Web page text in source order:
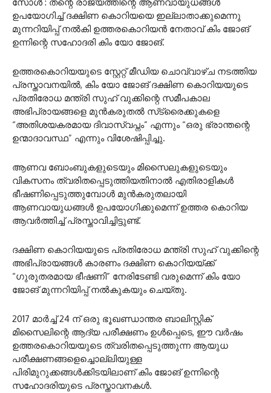
ഉപയോഗിച്ച് ദക്ഷിണ കൊറിയയെ ഇല്ലാതാക്കുമെന്നു
മുന്നറിയിപ്പ് നൽകി ഉത്തരകൊറിയൻ നേതാവ് കിം ജോങ്
ഉന്നിന്റെ സഹോദരി കിം യോ ജോങ്.
ഉത്തരകൊറിയയുടെ സ്റ്റേറ്റ് മീഡിയ ചൊവ്വാഴ്ച നടത്തിയ
പ്രസ്താവനയിൽ, കിം യോ ജോങ് ദക്ഷിണ കൊറിയയുടെ
പ്രതിരോധ മന്ത്രി സുഹ് വുക്കിന്റെ സമീപകാല
അഭിപ്രായങ്ങളെ മുൻകരുതൽ സ്‌ട്രൈക്കുകളെ
“അതിശയകരമായ ദിവാസ്വപ്നം” എന്നും “ഒരു ഭ്രാന്തന്റെ
ഉന്മാദാവസ്ഥ” എന്നും വിശേഷിപ്പിച്ചു.
ആണവ ബോംബുകളുടെയും മിസൈലുകളുടെയും
വികസനം ത്വരിതപ്പെടുത്തിയതിനാൽ എതിരാളികൾ
ഭീഷണിപ്പെടുത്തുമ്പോൾ മുൻകരുതലായി
ആണവായുധങ്ങൾ ഉപയോഗിക്കുമെന്ന് ഉത്തര കൊറിയ
ആവർത്തിച്ച് പ്രസ്താവിച്ചിട്ടുണ്ട്.
ദക്ഷിണ കൊറിയയുടെ പ്രതിരോധ മന്ത്രി സുഹ് വുക്കിന്റെ
അഭിപ്രായങ്ങൾ കാരണം ദക്ഷിണ കൊറിയയ്ക്ക്
“ഗുരുതരമായ ഭീഷണി” നേരിടേണ്ടി വരുമെന്ന് കിം യോ
ജോങ് മുന്നറിയിപ്പ് നൽകുകയും ചെയ്തു.
2017 മാർച്ച് 24 ന് ഒരു ഭൂഖണ്ഡാന്തര ബാലിസ്റ്റിക്
മിസൈലിന്റെ ആദ്യ പരീക്ഷണം ഉൾപ്പെടെ, ഈ വർഷം
ഉത്തരകൊറിയയുടെ ത്വരിതപ്പെടുത്തുന്ന ആയുധ
പരീക്ഷണങ്ങളെച്ചൊല്ലിയുള്ള
പിരിമുറുക്കങ്ങൾക്കിടയിലാണ് കിം ജോങ് ഉന്നിന്റെ
സഹോദരിയുടെ പ്രസ്താവനകൾ.